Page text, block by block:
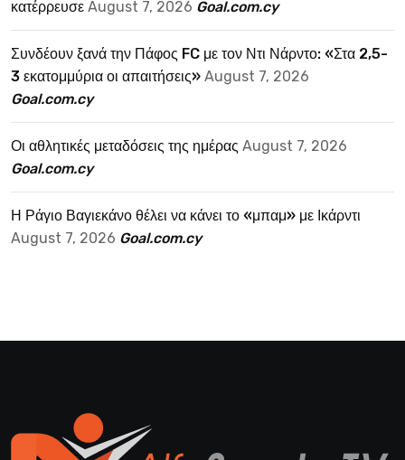
κατέρρευσε August 7, 2026 Goal.com.cy
Συνδέουν ξανά την Πάφος FC με τον Ντι Νάρντο: «Στα 2,5-
3 εκατομμύρια οι απαιτήσεις» August 7, 2026
Goal.com.cy
Οι αθλητικές μεταδόσεις της ημέρας August 7, 2026
Goal.com.cy
Η Ράγιο Βαγιεκάνο θέλει να κάνει το «μπαμ» με Ικάρντι
August 7, 2026 Goal.com.cy